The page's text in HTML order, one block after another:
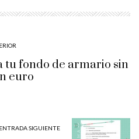
tu fondo de armario sin
euro
ENTRADA SIGUIENTE